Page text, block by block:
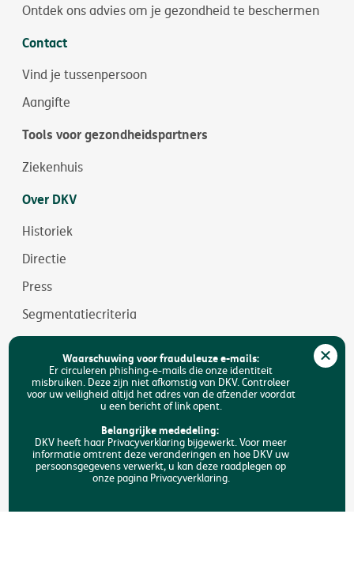
Ontdek ons advies om je gezondheid te beschermen
Contact
Vind je tussenpersoon
Aangifte
Tools voor gezondheidspartners
Ziekenhuis
Over DKV
Historiek
Directie
Press
Segmentatiecriteria
Jobs
Duurzaamheid
Toegankelijkheid
Zoeken
Waarschuwing voor frauduleuze e-mails:
Er circuleren phishing-e-mails die onze identiteit
misbruiken. Deze zijn niet afkomstig van DKV. Controleer
voor uw veiligheid altijd het adres van de afzender voordat
u een bericht of link opent.
Belangrijke mededeling:
DKV heeft haar Privacyverklaring bijgewerkt. Voor meer
informatie omtrent deze veranderingen en hoe DKV uw
persoonsgegevens verwerkt, u kan deze raadplegen op
onze pagina Privacyverklaring.